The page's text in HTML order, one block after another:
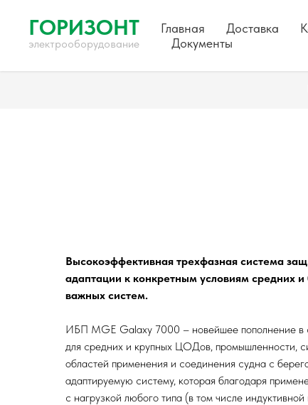
ГОРИЗОНТ
электрооборудование
Главная Доставка
Документы
Высокоэффективная трехфазная система
адаптации к конкретным условиям средних
важных систем.
ИБП MGE Galaxy 7000 – новейшее пополнение в
для средних и крупных ЦОДов, промышленности,
областей применения и соединения судна с
адаптируемую систему, которая благодаря
с нагрузкой любого типа (в том числе